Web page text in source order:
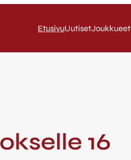
EtusivuUutisetJoukkueet
16